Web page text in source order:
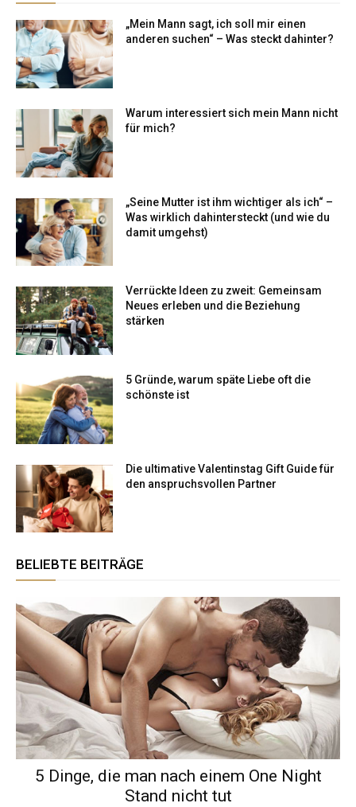
„Mein Mann sagt, ich soll mir einen
anderen suchen“ – Was steckt dahinter?
Warum interessiert sich mein Mann nicht
für mich?
„Seine Mutter ist ihm wichtiger als ich“ –
Was wirklich dahintersteckt (und wie du
damit umgehst)
Verrückte Ideen zu zweit: Gemeinsam
Neues erleben und die Beziehung
stärken
5 Gründe, warum späte Liebe oft die
schönste ist
Die ultimative Valentinstag Gift Guide für
den anspruchsvollen Partner
BELIEBTE BEITRÄGE
5 Dinge, die man nach einem One Night
Stand nicht tut